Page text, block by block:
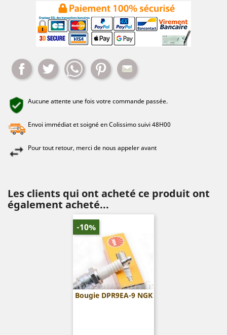
Partager Tweet WhatsappPinterest
Aucune attente une fois votre commande passée.
Envoi immédiat et soigné en Colissimo suivi 48H00
Pour tout retour, merci de nous appeler avant
Les clients qui ont acheté ce produit ont
également acheté...
Bougie DPR9EA-9 NGK
-10%